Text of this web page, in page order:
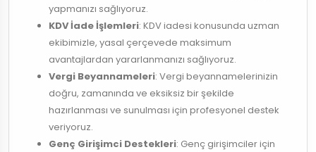
yapmanızı sağlıyoruz.
KDV İade İşlemleri: KDV iadesi konusunda uzman
ekibimizle, yasal çerçevede maksimum
avantajlardan yararlanmanızı sağlıyoruz.
Vergi Beyannameleri: Vergi beyannamelerinizin
doğru, zamanında ve eksiksiz bir şekilde
hazırlanması ve sunulması için profesyonel destek
veriyoruz.
Genç Girişimci Destekleri: Genç girişimciler için